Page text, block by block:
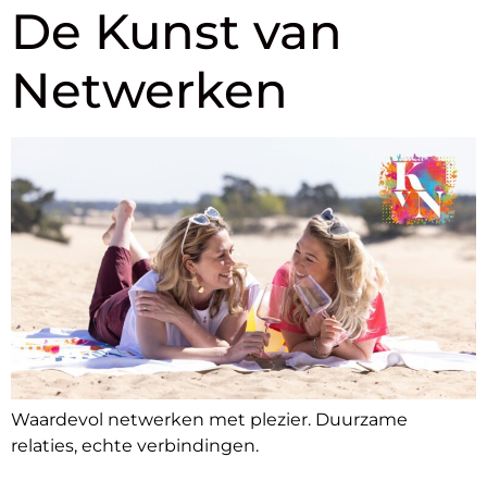
De Kunst van
Netwerken
Waardevol netwerken met plezier. Duurzame
relaties, echte verbindingen.